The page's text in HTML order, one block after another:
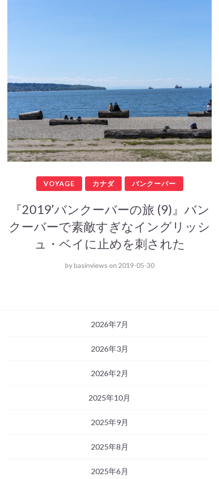
VOYAGE カナダ バンクーバー
『2019’バンクーバーの旅 (9)』バン
クーバーで素敵すぎなイングリッシ
ュ・ベイに止めを刺された
bybasinviews on 2019-05-30
2026年7月
2026年3月
2026年2月
2025年10月
2025年9月
2025年8月
2025年6月